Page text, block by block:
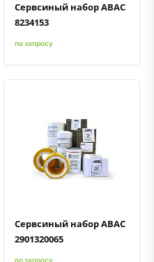
Сервсиный набор ABAC
8234153
по запросу
Быстрый просмотр
Добавить к сравнению
Добавить в избранное
Сервсиный набор ABAC
2901320065
по запросу